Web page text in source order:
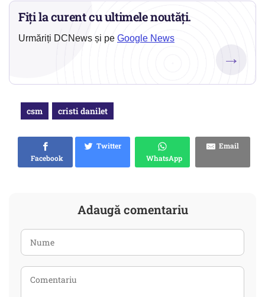
Fiți la curent cu ultimele noutăți.
Urmăriți DCNews și pe Google News
→
csm cristi danilet
Facebook
Twitter
WhatsApp
Email
Adaugă comentariu